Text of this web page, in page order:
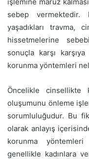
sebep vermektedir.
yaşadıkları travma,
hissetmelerine
sonuçla karşı
korunma yöntemleri
Öncelikle cinsellikte
oluşumunu önleme
sorumluluğudur. Bu
olarak anlayış
korunma
genellikle kadınlara